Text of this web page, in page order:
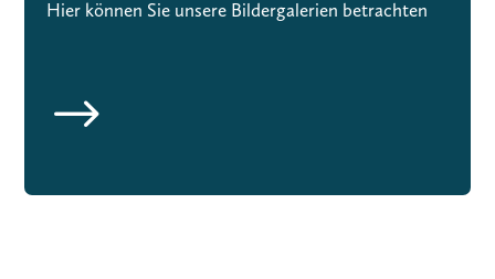
Hier können Sie unsere Bildergalerien betrachten
$